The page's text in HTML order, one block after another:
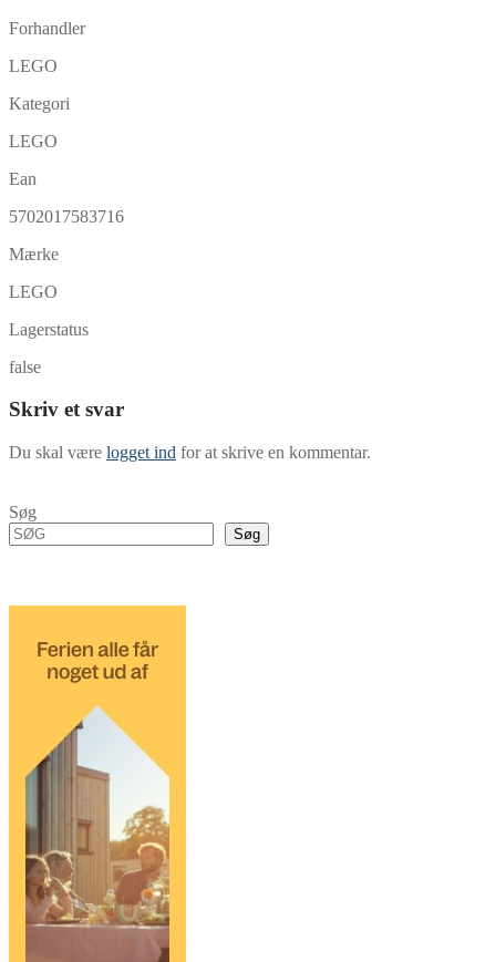
Forhandler
LEGO
Kategori
LEGO
Ean
5702017583716
Mærke
LEGO
Lagerstatus
false
Skriv et svar
Du skal være logget ind for at skrive en kommentar.
Søg
Søg